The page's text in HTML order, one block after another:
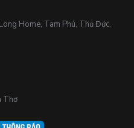
Home, Tam Phú, Thủ Đức,
Thơ